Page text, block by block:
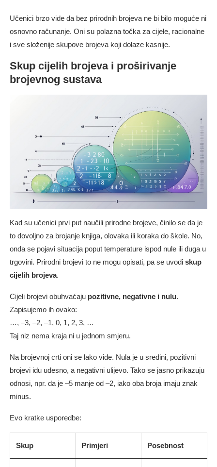
Učenici brzo vide da bez prirodnih brojeva ne bi bilo moguće ni
osnovno računanje. Oni su polazna točka za cijele, racionalne
i sve složenije skupove brojeva koji dolaze kasnije.
Skup cijelih brojeva i proširivanje
brojevnog sustava
Kad su učenici prvi put naučili prirodne brojeve, činilo se da je
to dovoljno za brojanje knjiga, olovaka ili koraka do škole. No,
onda se pojavi situacija poput temperature ispod nule ili duga u
trgovini. Prirodni brojevi to ne mogu opisati, pa se uvodi skup
cijelih brojeva.
Cijeli brojevi obuhvaćaju pozitivne, negativne i nulu.
Zapisujemo ih ovako:
…, –3, –2, –1, 0, 1, 2, 3, …
Taj niz nema kraja ni u jednom smjeru.
Na brojevnoj crti oni se lako vide. Nula je u sredini, pozitivni
brojevi idu udesno, a negativni ulijevo. Tako se jasno prikazuju
odnosi, npr. da je –5 manje od –2, iako oba broja imaju znak
minus.
Evo kratke usporedbe:
Skup Primjeri Posebnost